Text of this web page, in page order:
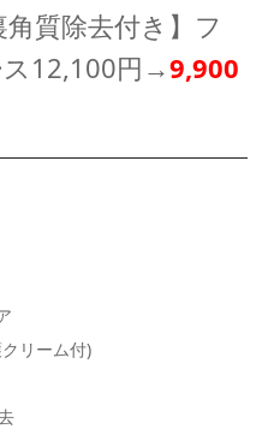
質除去付き】フ
ス12,100円→9,900
リーム付)